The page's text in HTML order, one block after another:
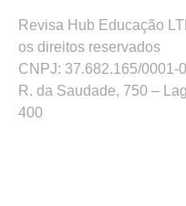
Revisa Hub Educação
os direitos reservados
CNPJ: 37.682.165/0001-
R. da Saudade, 750 –
400